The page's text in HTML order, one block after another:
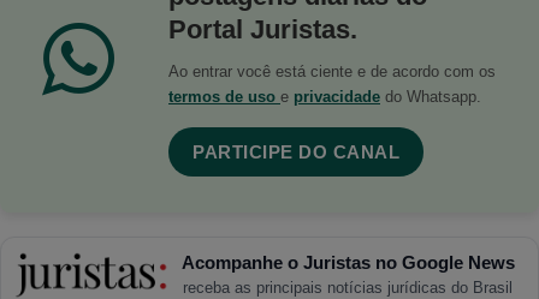
Portal Juristas.
Ao entrar você está ciente e de acordo com os
termos de uso e privacidade do Whatsapp.
PARTICIPE DO CANAL
Acompanhe o Juristas no Google News
receba as principais notícias jurídicas do Brasil